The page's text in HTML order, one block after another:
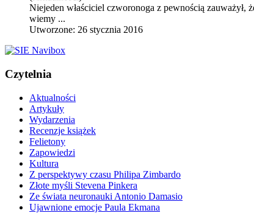
Niejeden właściciel czworonoga z pewnością
wiemy ...
Utworzone: 26 stycznia 2016
Czytelnia
Aktualności
Artykuły
Wydarzenia
Recenzje książek
Felietony
Zapowiedzi
Kultura
Z perspektywy czasu Philipa Zimbardo
Złote myśli Stevena Pinkera
Ze świata neuronauki Antonio Damasio
Ujawnione emocje Paula Ekmana